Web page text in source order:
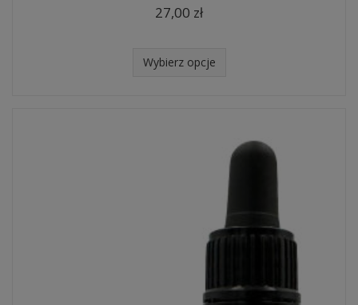
27,00 zł
Wybierz opcje